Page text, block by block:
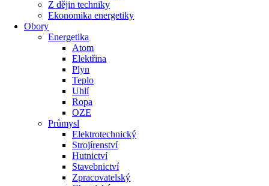
Z dějin techniky
Ekonomika energetiky
Obory
Energetika
Atom
Elektřina
Plyn
Teplo
Uhlí
Ropa
OZE
Průmysl
Elektrotechnický
Strojírenství
Hutnictví
Stavebnictví
Zpracovatelský